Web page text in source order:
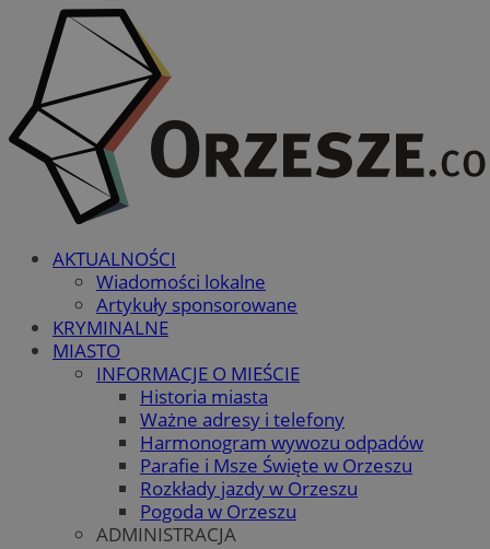
AKTUALNOŚCI
Wiadomości lokalne
Artykuły sponsorowane
KRYMINALNE
MIASTO
INFORMACJE O MIEŚCIE
Historia miasta
Ważne adresy i telefony
Harmonogram wywozu odpadów
Parafie i Msze Święte w Orzeszu
Rozkłady jazdy w Orzeszu
Pogoda w Orzeszu
ADMINISTRACJA